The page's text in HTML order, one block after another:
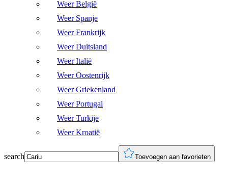
Weer België
Weer Spanje
Weer Frankrijk
Weer Duitsland
Weer Italië
Weer Oostenrijk
Weer Griekenland
Weer Portugal
Weer Turkije
Weer Kroatië
search Toevoegen aan favorieten